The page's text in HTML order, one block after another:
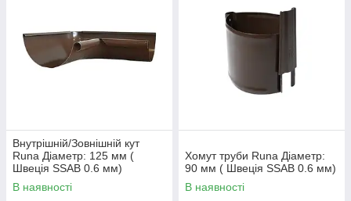
Внутрішній/Зовнішній кут
Runa Діаметр: 125 мм (
Швеція SSAB 0.6 мм)
В наявності
Хомут труби Runa Діаметр:
90 мм ( Швеція SSAB 0.6 мм)
В наявності